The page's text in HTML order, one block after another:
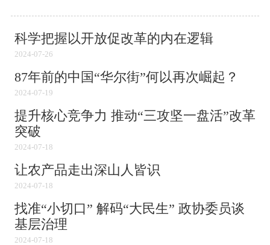
科学把握以开放促改革的内在逻辑
2024-07-26
87年前的中国“华尔街”何以再次崛起？
2024-07-19
提升核心竞争力 推动“三攻坚一盘活”改革
突破
2024-07-18
让农产品走出深山人皆识
2024-07-18
找准“小切口” 解码“大民生” 政协委员谈
基层治理
2024-07-18